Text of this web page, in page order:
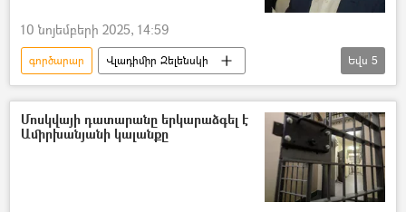
10 նոյեմբերի 2025, 14:59
գործարար
Վլադիմիր Զելենսկի
փախուստ
խուզարկու
խուզարկություն
Թիմուր Մինդիչ
Ուկրաինա
Եվս 5
Մոսկվայի դատարանը երկարաձգել է
Ամիրխանյանի կալանքը